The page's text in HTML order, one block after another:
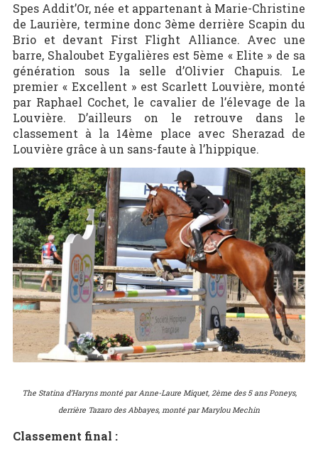
Spes Addit’Or, née et appartenant à Marie-Christine
de Laurière, termine donc 3ème derrière Scapin du
Brio et devant First Flight Alliance. Avec une
barre, Shaloubet Eygalières est 5ème « Elite » de sa
génération sous la selle d’Olivier Chapuis. Le
premier « Excellent » est Scarlett Louvière, monté
par Raphael Cochet, le cavalier de l’élevage de la
Louvière. D’ailleurs on le retrouve dans le
classement à la 14ème place avec Sherazad de
Louvière grâce à un sans-faute à l’hippique.
The Statina d’Haryns monté par Anne-Laure Miquet, 2ème des 5 ans Poneys,
derrière Tazaro des Abbayes, monté par Marylou Mechin
Classement final :